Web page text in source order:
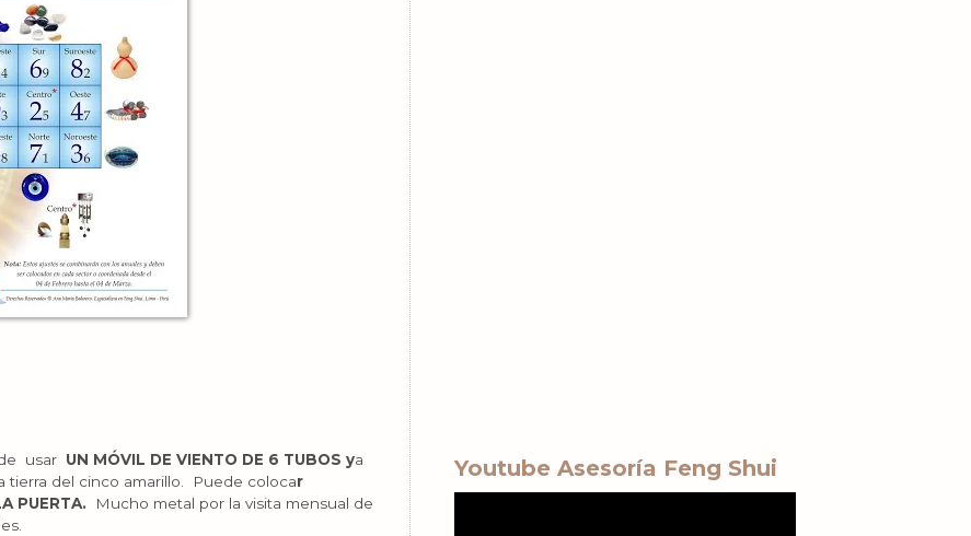
usar UN MÓVIL DE VIENTO DE 6 TUBOS ya
tierra del cinco amarillo. Puede colocar
PUERTA. Mucho metal por la visita mensual de
Youtube Asesoría Feng Shui